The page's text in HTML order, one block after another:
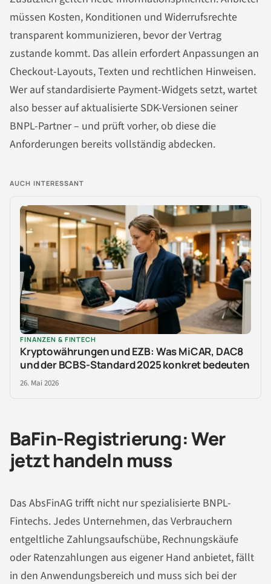
müssen Kosten, Konditionen und Widerrufsrechte
transparent kommunizieren, bevor der Vertrag
zustande kommt. Das allein erfordert Anpassungen an
Checkout-Layouts, Texten und rechtlichen Hinweisen.
Wer auf standardisierte Payment-Widgets setzt, wartet
also besser auf aktualisierte SDK-Versionen seiner
BNPL-Partner – und prüft vorher, ob diese die
Anforderungen bereits vollständig abdecken.
AUCH INTERESSANT
FINANZEN & FINTECH
Kryptowährungen und EZB: Was MiCAR, DAC8
und der BCBS-Standard 2025 konkret bedeuten
26. Mai 2026
BaFin-Registrierung: Wer
jetzt handeln muss
Das AbsFinAG trifft nicht nur spezialisierte BNPL-
Fintechs. Jedes Unternehmen, das Verbrauchern
entgeltliche Zahlungsaufschübe, Rechnungskäufe
oder Ratenzahlungen aus eigener Hand anbietet, fällt
in den Anwendungsbereich und muss sich bei der